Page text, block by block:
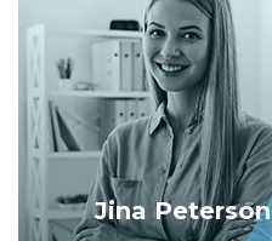
Jina Peterson